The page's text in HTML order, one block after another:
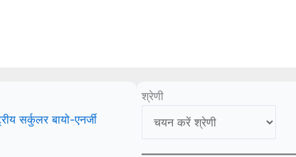
सर्कुलर बायो-एनर्जी
श्रेणी